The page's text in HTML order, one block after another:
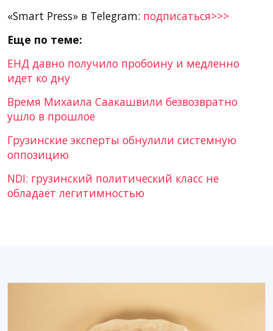
«Smart Press» в Telegram: подписаться>>>
Еще по теме:
ЕНД давно получило пробоину и медленно
идет ко дну
Время Михаила Саакашвили безвозвратно
ушло в прошлое
Грузинские эксперты обнулили системную
оппозицию
NDI: грузинский политический класс не
обладает легитимностью